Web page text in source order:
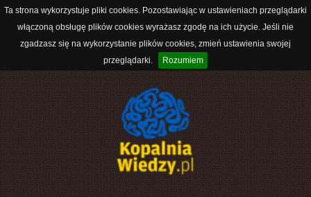
Ta strona wykorzystuje pliki cookies. Pozostawiając w ustawieniach przeglądarki
włączoną obsługę plików cookies wyrażasz zgodę na ich użycie. Jeśli nie
zgadzasz się na wykorzystanie plików cookies, zmień ustawienia swojej
przeglądarki.
Rozumiem